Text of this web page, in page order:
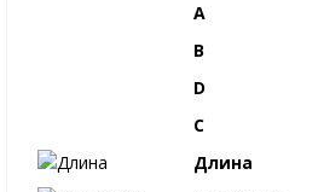
A
B
D
C
Длина